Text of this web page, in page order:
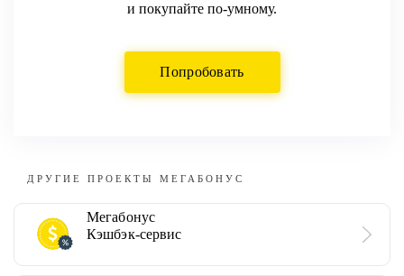
и покупайте по-умному.
Попробовать
ДРУГИЕ ПРОЕКТЫ МЕГАБОНУС
Мегабонус
Кэшбэк-сервис